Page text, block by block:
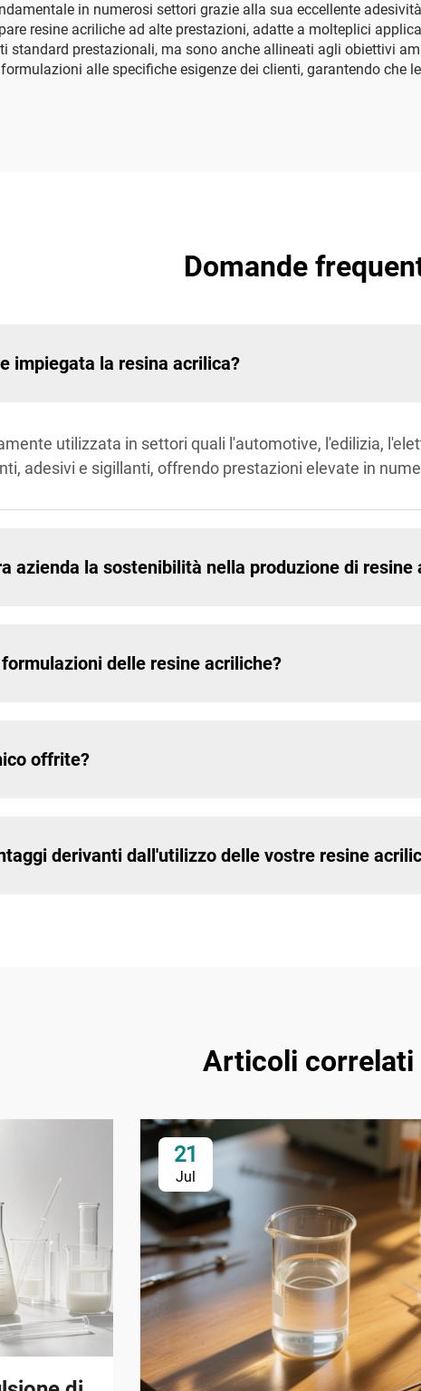
in numerosi settori grazie alla sua eccellente
resine acriliche ad alte prestazioni, adatte a molteplici
standard prestazionali, ma sono anche allineati agli obiettivi
alle specifiche esigenze dei clienti, garantendo che
Domande
impiegata la resina acrilica?
utilizzata in settori quali l'automotive, l'edilizia,
adesivi e sigillanti, offrendo prestazioni elevate in
azienda la sostenibilità nella produzione di resine
delle resine acriliche?
offrite?
derivanti dall'utilizzo delle vostre resine
Articoli correlati
21
Jul